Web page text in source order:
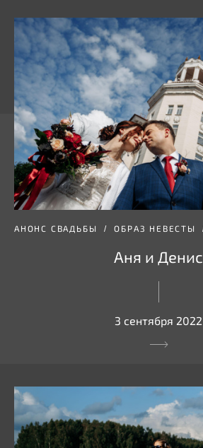
АНОНС СВАДЬБЫ ОБРАЗ НЕВЕСТЫ
Аня и Денис
3 сентября 2022